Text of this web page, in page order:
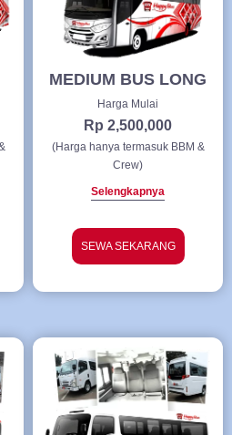
MEDIUM BUS LONG
Harga Mulai
Rp 2,500,000
(Harga hanya termasuk BBM &
Crew)
Selengkapnya
SEWA SEKARANG